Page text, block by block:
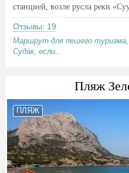
станцией, возле русла реки
Отзывы: 19
Маршрут для пешего туризма,
Судак, если...
Пляж
ПЛЯЖ